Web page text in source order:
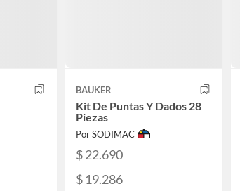
BAUKER
Kit De Puntas Y Dados 28
Piezas
Por SODIMAC
$ 22.690
$ 19.286